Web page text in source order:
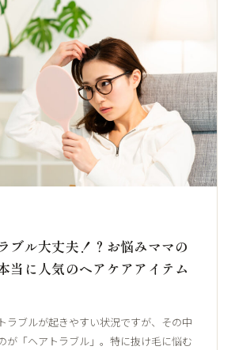
ブル大丈夫！？お悩みママの
当に人気のヘアケアアイテム
ラブルが起きやすい状況ですが、その中
が「ヘアトラブル」。特に抜け毛に悩む